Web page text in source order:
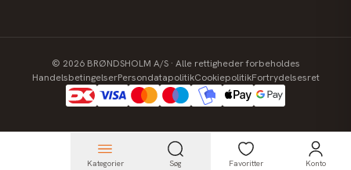
Kategorier Søg Favoritter Konto
© 2026BRØNDSHOLM A/S · Alle rettigheder forbeholdes
HandelsbetingelserPersondatapolitikCookiepolitikFortrydelsesret